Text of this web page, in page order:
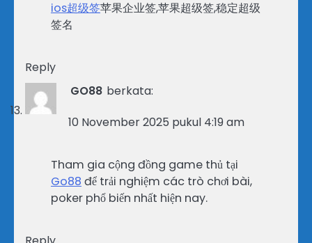
ios超级签苹果企业签,苹果超级签,稳定超级
签名
Reply
GO88 berkata:
10 November 2025 pukul 4:19 am
Tham gia cộng đồng game thủ tại
Go88 để trải nghiệm các trò chơi bài,
poker phổ biến nhất hiện nay.